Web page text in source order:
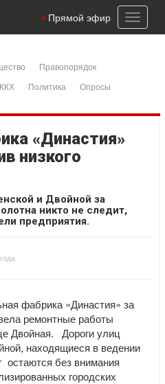
Toggle
Прямой эфир
Правопорядок
Политика
Опросы
«Династия»
низкого
и Двойной за
никто не следит,
предприятия.
фабрика «Династия» за
ремонтные работы
Двойная. Дороги улиц
находящиеся в ведении
остаются без внимания
городских